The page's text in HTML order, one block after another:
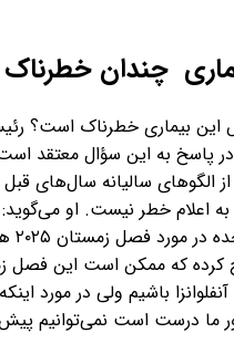
چندان
این بیماری خطرناک است؟
پاسخ به این سؤال معتقد
از الگوهای سالیانه سال‌های
به اعلام خطر نیست. او
کرده که ممکن است این فصل
باشیم ولی در مورد
ما درست است نمی‌توانیم